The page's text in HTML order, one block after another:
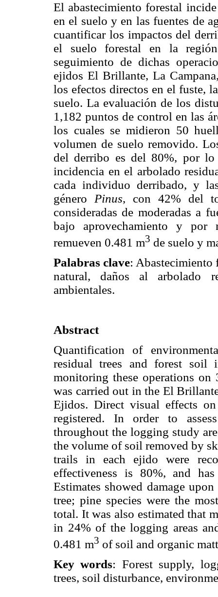
El abastecimiento forestal
en el suelo y en las fuentes de
cuantificar los impactos del
el suelo forestal en la
seguimiento de dichas
ejidos El Brillante, La
los efectos directos en el fuste,
suelo. La evaluación de los
1,182 puntos de control en las
los cuales se midieron 50
volumen de suelo removido.
del derribo es del 80%, por
incidencia en el arbolado
cada individuo derribado, y
género Pinus, con 42% del
consideradas de moderadas a
bajo aprovechamiento y por
remueven 0.481 m3 de suelo y
Palabras clave: Abastecimiento
natural, daños al arbolado
ambientales.
Abstract
Quantification of
residual trees and forest
monitoring these operations on
was carried out in the El
Ejidos. Direct visual effects
registered. In order to
throughout the logging study
the volume of soil removed by
trails in each ejido were
effectiveness is 80%, and
Estimates showed damage
tree; pine species were the
total. It was also estimated that
in 24% of the logging areas
0.481 m3 of soil and organic
Key words: Forest supply,
trees, soil disturbance,